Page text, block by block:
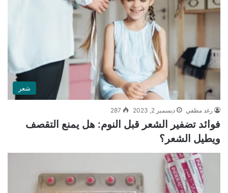
شعر
رغد مطفي ديسمبر 2, 2023 287
فوائد تضفير الشعر قبل النوم: هل يمنع التقصف
ويطيل الشعر؟